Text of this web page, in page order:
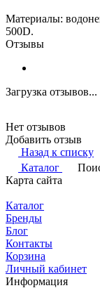
Материалы:
500D.
Отзывы
Загрузка отзывов...
Нет отзывов
Добавить отзыв
Назад к списку
Каталог
Карта сайта
Каталог
Бренды
Блог
Контакты
Корзина
Личный кабинет
Информация